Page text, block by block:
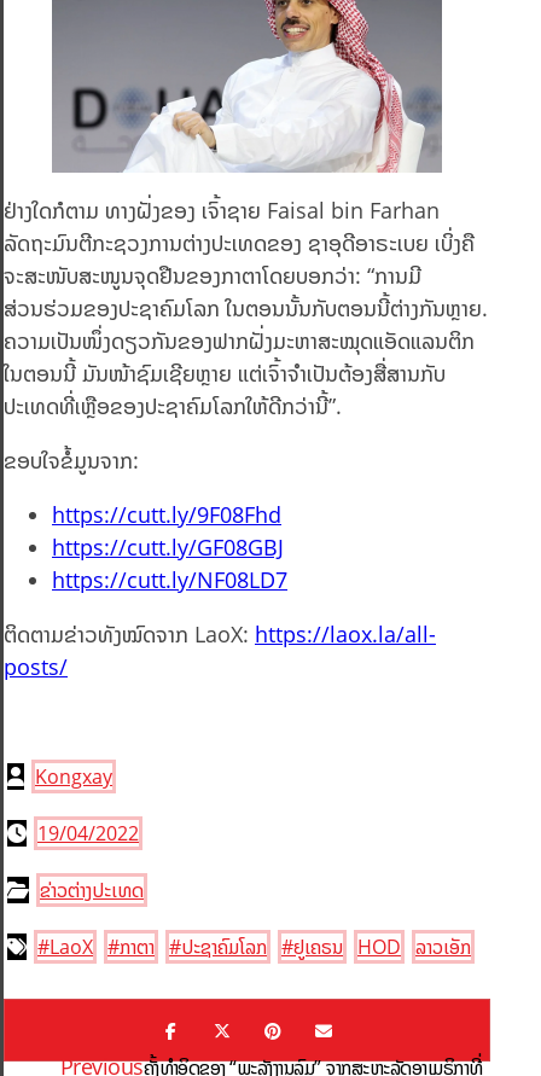
ຢ່າງໃດກໍຕາມ ທາງຝັ່ງຂອງ ເຈົ້າຊາຍ Faisal bin Farhan
ລັດຖະມົນຕີກະຊວງການຕ່າງປະເທດຂອງ ຊາອຸດີອາຣະເບຍ ເບິ່ງຄື
ຈະສະໜັບສະໜູນຈຸດຢືນຂອງກາຕາໂດຍບອກວ່າ: “ການມີ
ສ່ວນຮ່ວມຂອງປະຊາຄົມໂລກ ໃນຕອນນັ້ນກັບຕອນນີ້ຕ່າງກັນຫຼາຍ.
ຄວາມເປັນໜຶ່ງດຽວກັນຂອງຟາກຝັ່ງມະຫາສະໝຸດແອັດແລນຕິກ
ໃນຕອນນີ້ ມັນໜ້າຊົມເຊີຍຫຼາຍ ແຕ່ເຈົ້າຈຳເປັນຕ້ອງສື່ສານກັບ
ປະເທດທີ່ເຫຼືອຂອງປະຊາຄົມໂລກໃຫ້ດີກວ່ານີ້”.
ຂອບໃຈຂໍ້ມູນຈາກ:
https://cutt.ly/9F08Fhd
https://cutt.ly/GF08GBJ
https://cutt.ly/NF08LD7
ຕິດຕາມຂ່າວທັງໝົດຈາກ LaoX: https://laox.la/all-
posts/
Kongxay
19/04/2022
ຂ່າວຕ່າງປະເທດ
#LaoX #ກາຕາ #ປະຊາຄົມໂລກ #ຢູເຄຣນ HOD ລາວເອັກ
Previousຄັ້ງທຳອິດຂອງ “ພະລັງງານລົມ” ຈາກສະຫະລັດອາເມຣິກາທີ່